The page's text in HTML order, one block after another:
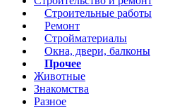
Строительные работы
Ремонт
Стройматериалы
Окна, двери, балконы
Прочее
Животные
Знакомства
Разное